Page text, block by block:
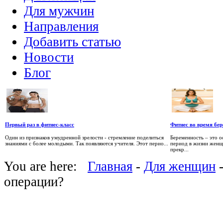
Для мужчин
Направления
Добавить статью
Новости
Блог
Первый раз в фитнес-класс
Один из признаков умудренной зрелости - стремление поделиться
знаниями с более молодыми. Так появляются учителя. Этот перио...
Фитнес во время
Беременность – это
период в жизни
прекр...
You are here: Главная - Для женщин
операции?